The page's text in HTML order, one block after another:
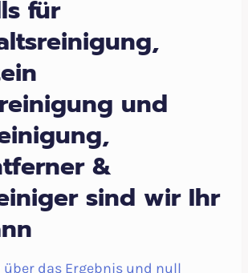
für
und
&
sind wir Ihr
das Ergebnis und null